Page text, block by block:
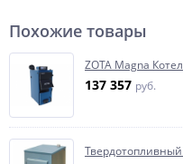
Похожие товары
ZOTA Magna
137 357 руб.